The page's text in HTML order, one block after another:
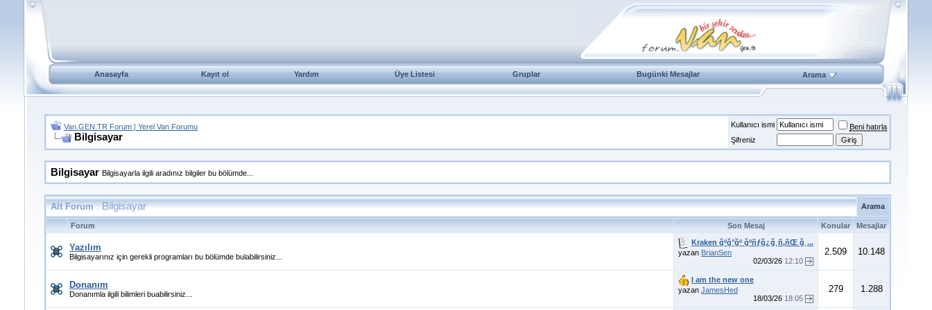
Anasayfa Kayıt ol Yardım Üye Listesi Gruplar Bugünki Mesajlar Arama
Van.GEN.TR Forum | Yerel Van Forumu
Bilgisayar
Kullanıcı ismi
Beni hatırla
Şifreniz
Bilgisayar Bilgisayarla ilgili aradınız bilgiler bu bölümde...
Alt Forum:Bilgisayar Arama
Forum Son Mesaj Konular Mesajlar
Yazılım
Bilgisayarınız için gerekli programları bu bölümde bulabilirsiniz...
Kraken ğºğ°ğº ğºñƒğ¿ğ¸ñ‚ñŒ ğ¸...
yazan BrianSen
02/03/26 12:10
2.509 10.148
Donanım
Donanımla ilgili bilimleri buabilirsiniz...
I am the new one
yazan JamesHed
18/03/26 18:05
279 1.288